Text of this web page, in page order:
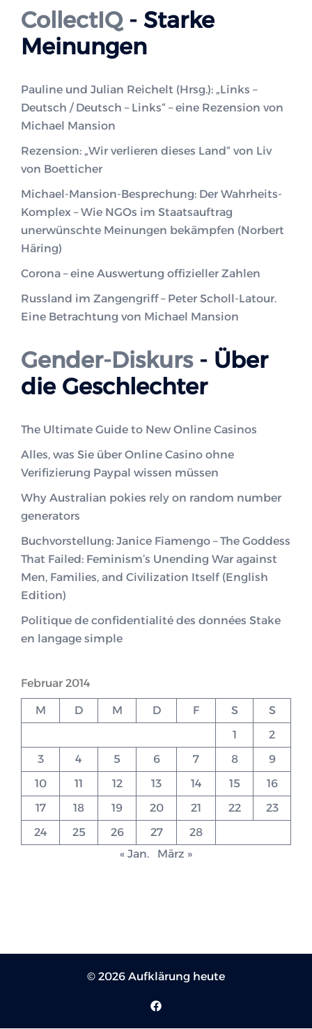
CollectIQ- Starke
Meinungen
Pauline und Julian Reichelt (Hrsg.): „Links –
Deutsch / Deutsch – Links“ – eine Rezension von
Michael Mansion
Rezension: „Wir verlieren dieses Land“ von Liv
von Boetticher
Michael-Mansion-Besprechung: Der Wahrheits-
Komplex – Wie NGOs im Staatsauftrag
unerwünschte Meinungen bekämpfen (Norbert
Häring)
Corona – eine Auswertung offizieller Zahlen
Russland im Zangengriff – Peter Scholl-Latour.
Eine Betrachtung von Michael Mansion
Gender-Diskurs- Über
die Geschlechter
The Ultimate Guide to New Online Casinos
Alles, was Sie über Online Casino ohne
Verifizierung Paypal wissen müssen
Why Australian pokies rely on random number
generators
Buchvorstellung: Janice Fiamengo – The Goddess
That Failed: Feminism’s Unending War against
Men, Families, and Civilization Itself (English
Edition)
Politique de confidentialité des données Stake
en langage simple
Februar 2014
M D M D F S
S
1
2
3
4 5 6 7 8
9
10
11 12 13 14 15
16
17
18 19 20 21 22
23
24
25 26 27
28
« Jan.
März »
© 2026 Aufklärung heute